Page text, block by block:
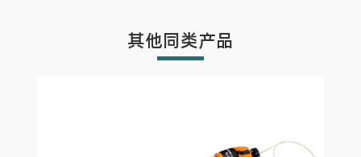
其他同类产品